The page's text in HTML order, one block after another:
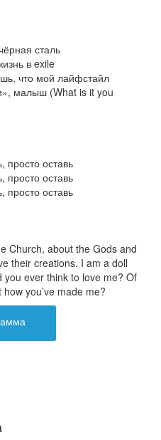
сталь
в exile
что мой лайфстайл
малыш (What is it you
просто оставь
просто оставь
просто оставь
Church, about the Gods and
their creations. I am a doll
ever think to love me? Of
you’ve made me?